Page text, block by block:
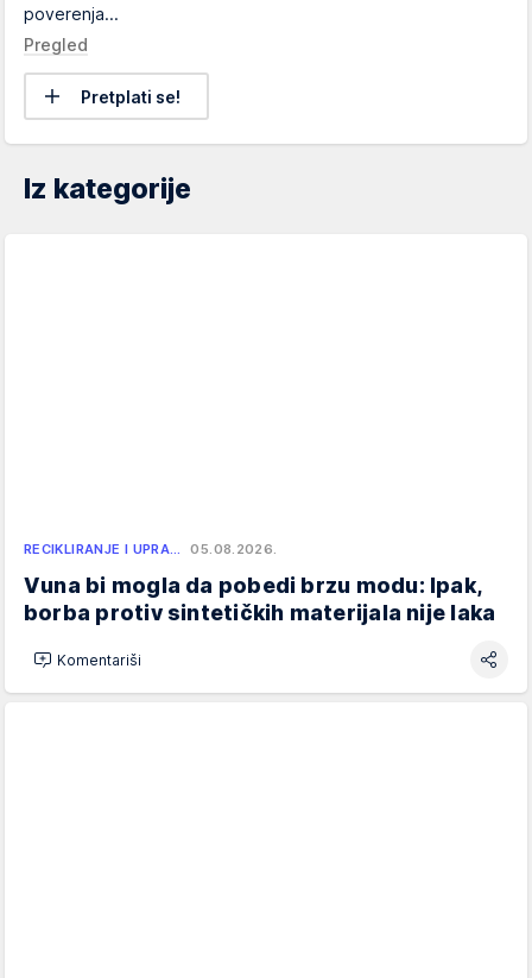
poverenja...
Pregled
Pretplati se!
Iz kategorije
RECIKLIRANJE I UPRA… 05.08.2026.
Vuna bi mogla da pobedi brzu modu: Ipak,
borba protiv sintetičkih materijala nije laka
Komentariši